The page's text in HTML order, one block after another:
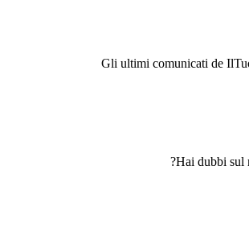
Gli ultimi comunicati de
Hai dubbi sul